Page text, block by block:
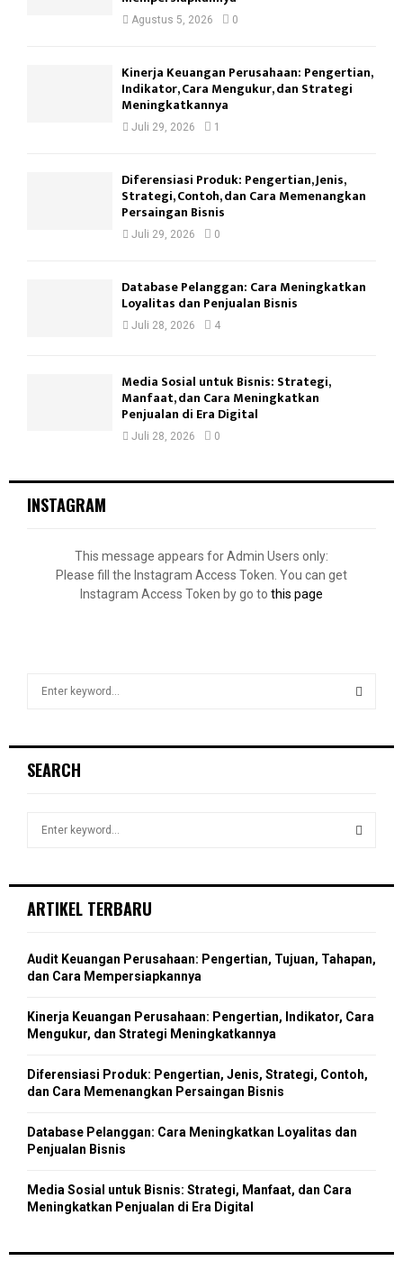
Agustus 5, 2026 0
Kinerja Keuangan Perusahaan: Pengertian,
Indikator, Cara Mengukur, dan Strategi
Meningkatkannya
Juli 29, 2026 1
Diferensiasi Produk: Pengertian, Jenis,
Strategi, Contoh, dan Cara Memenangkan
Persaingan Bisnis
Juli 29, 2026 0
Database Pelanggan: Cara Meningkatkan
Loyalitas dan Penjualan Bisnis
Juli 28, 2026 4
Media Sosial untuk Bisnis: Strategi,
Manfaat, dan Cara Meningkatkan
Penjualan di Era Digital
Juli 28, 2026 0
INSTAGRAM
This message appears for Admin Users only:
Please fill the Instagram Access Token. You can get
Instagram Access Token by go to this page
h
R
SEARCH
h
o
r
ARTIKEL TERBARU
Audit Keuangan Perusahaan: Pengertian, Tujuan, Tahapan,
dan Cara Mempersiapkannya
Kinerja Keuangan Perusahaan: Pengertian, Indikator, Cara
Mengukur, dan Strategi Meningkatkannya
Diferensiasi Produk: Pengertian, Jenis, Strategi, Contoh,
dan Cara Memenangkan Persaingan Bisnis
Database Pelanggan: Cara Meningkatkan Loyalitas dan
Penjualan Bisnis
Media Sosial untuk Bisnis: Strategi, Manfaat, dan Cara
Meningkatkan Penjualan di Era Digital